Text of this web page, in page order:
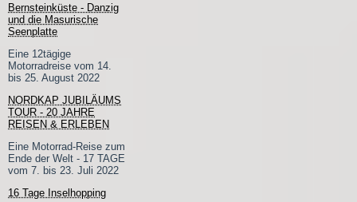
Bernsteinküste - Danzig
und die Masurische
Seenplatte
Eine 12tägige
Motorradreise vom 14.
bis 25. August 2022
NORDKAP JUBILÄUMS
TOUR - 20 JAHRE
REISEN & ERLEBEN
Eine Motorrad-Reise zum
Ende der Welt - 17 TAGE
vom 7. bis 23. Juli 2022
16 Tage Inselhopping